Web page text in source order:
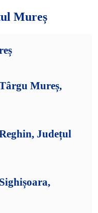
Mureș
Mureș,
Județul